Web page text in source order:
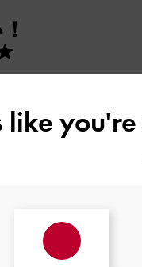
い！
品質
like